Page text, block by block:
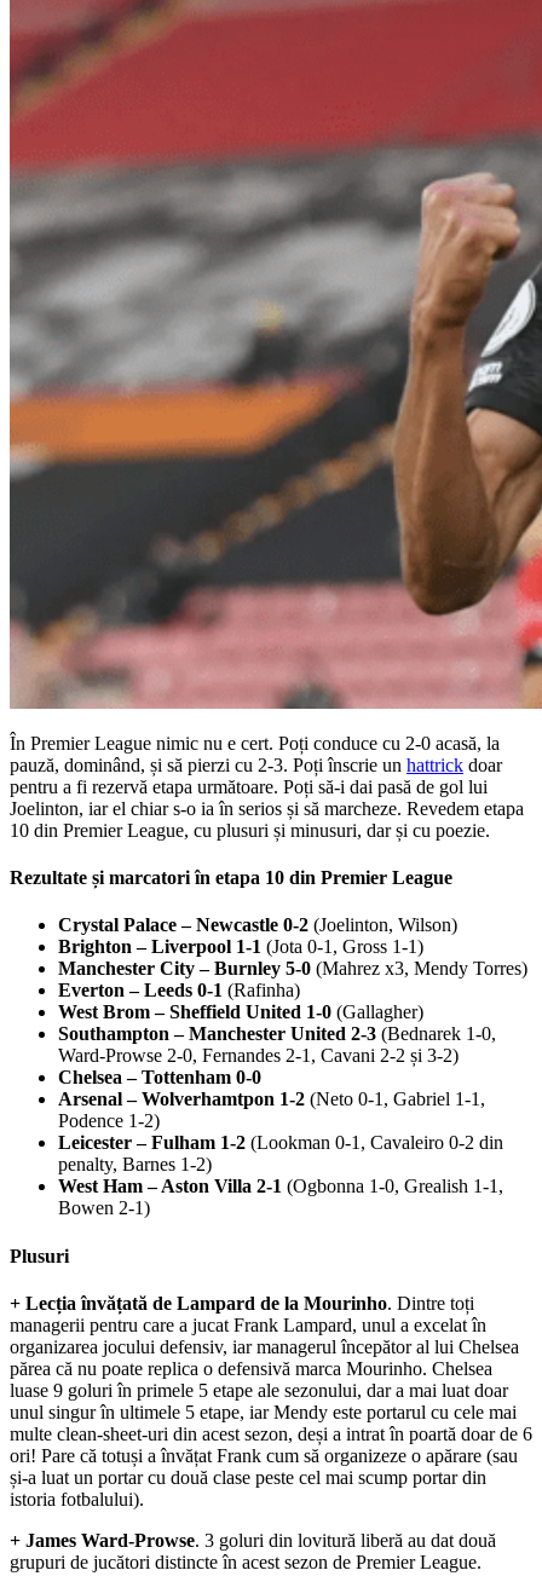
În Premier League nimic nu e cert. Poți conduce cu 2-0 acasă, la
pauză, dominând, și să pierzi cu 2-3. Poți înscrie un hattrick doar
pentru a fi rezervă etapa următoare. Poți să-i dai pasă de gol lui
Joelinton, iar el chiar s-o ia în serios și să marcheze. Revedem etapa
10 din Premier League, cu plusuri și minusuri, dar și cu poezie.
Rezultate și marcatori în etapa 10 din Premier League
Crystal Palace – Newcastle 0-2 (Joelinton, Wilson)
Brighton – Liverpool 1-1 (Jota 0-1, Gross 1-1)
Manchester City – Burnley 5-0 (Mahrez x3, Mendy Torres)
Everton – Leeds 0-1 (Rafinha)
West Brom – Sheffield United 1-0 (Gallagher)
Southampton – Manchester United 2-3 (Bednarek 1-0,
Ward-Prowse 2-0, Fernandes 2-1, Cavani 2-2 și 3-2)
Chelsea – Tottenham 0-0
Arsenal – Wolverhamtpon 1-2 (Neto 0-1, Gabriel 1-1,
Podence 1-2)
Leicester – Fulham 1-2 (Lookman 0-1, Cavaleiro 0-2 din
penalty, Barnes 1-2)
West Ham – Aston Villa 2-1 (Ogbonna 1-0, Grealish 1-1,
Bowen 2-1)
Plusuri
+ Lecția învățată de Lampard de la Mourinho. Dintre toți
managerii pentru care a jucat Frank Lampard, unul a excelat în
organizarea jocului defensiv, iar managerul începător al lui Chelsea
părea că nu poate replica o defensivă marca Mourinho. Chelsea
luase 9 goluri în primele 5 etape ale sezonului, dar a mai luat doar
unul singur în ultimele 5 etape, iar Mendy este portarul cu cele mai
multe clean-sheet-uri din acest sezon, deși a intrat în poartă doar de 6
ori! Pare că totuși a învățat Frank cum să organizeze o apărare (sau
și-a luat un portar cu două clase peste cel mai scump portar din
istoria fotbalului).
+ James Ward-Prowse. 3 goluri din lovitură liberă au dat două
grupuri de jucători distincte în acest sezon de Premier League.